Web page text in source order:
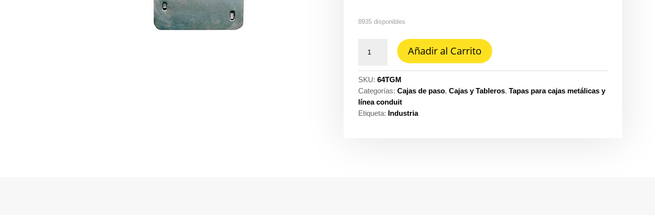
8935 disponibles
galvanizada
4X4''
mixta
Proelectricos
ref.
Añadir al Carrito
SKU:64TGM
Categorías:Cajas de paso,Cajas y Tableros,Tapas para cajas metálicas y
línea conduit
Etiqueta: Industria